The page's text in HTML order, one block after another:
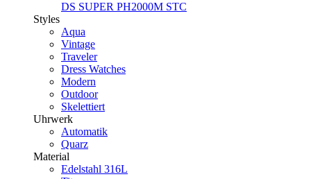
DS SUPER PH2000M STC
Styles
Aqua
Vintage
Traveler
Dress Watches
Modern
Outdoor
Skelettiert
Uhrwerk
Automatik
Quarz
Material
Edelstahl 316L